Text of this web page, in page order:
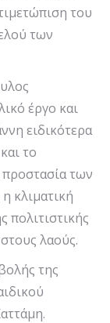
του
των
έργο και
ειδικότερα
το
των
κλιματική
πολιτιστικής
λαούς.
της